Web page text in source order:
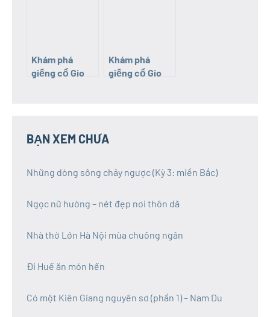
Khám phá
giếng cổ Gio
Khám phá
giếng cổ Gio
BẠN XEM CHƯA
Những dòng sông chảy ngược (Kỳ 3: miền Bắc)
Ngọc nữ hường – nét đẹp nơi thôn dã
Nhà thờ Lớn Hà Nội mùa chuông ngân
Đi Huế ăn món hến
Có một Kiên Giang nguyên sơ (phần 1) – Nam Du